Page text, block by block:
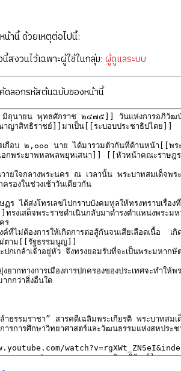
านี้ ด้วยเหตุต่อไปนี้:
งวนไว้เฉพาะผู้ใช้ในกลุ่ม: ผู้ดูแลระบบ
ดลอกรหัสต้นฉบับของหน้านี้